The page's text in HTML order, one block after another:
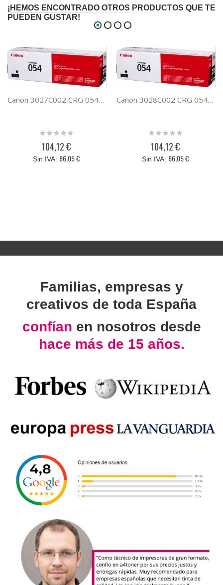
¡HEMOS ENCONTRADO OTROS PRODUCTOS QUE TE
PUEDEN GUSTAR!
Canon 3027C002 CRG 054H CIAN
Rating:
104,12 €
86,05 €
Canon 3028C002 CRG 054H NEGRO
Rating:
104,12 €
86,05 €
Familias, empresas y
creativos de toda España
confían en nosotros desde
hace más de 15 años.